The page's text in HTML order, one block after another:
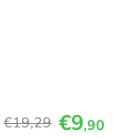
€19,29 €9,90